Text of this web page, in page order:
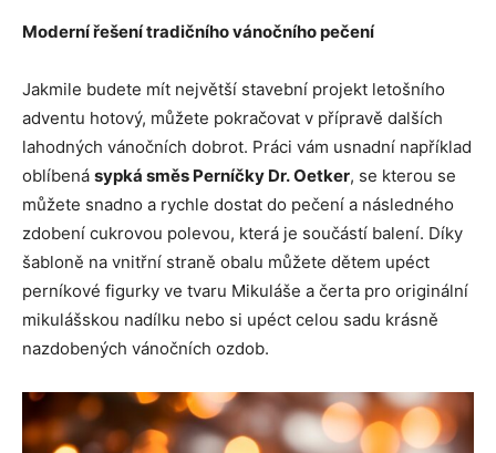
Moderní řešení tradičního vánočního pečení
Jakmile budete mít největší stavební projekt letošního
adventu hotový, můžete pokračovat v přípravě dalších
lahodných vánočních dobrot. Práci vám usnadní například
oblíbená sypká směs Perníčky Dr. Oetker, se kterou se
můžete snadno a rychle dostat do pečení a následného
zdobení cukrovou polevou, která je součástí balení. Díky
šabloně na vnitřní straně obalu můžete dětem upéct
perníkové figurky ve tvaru Mikuláše a čerta pro originální
mikulášskou nadílku nebo si upéct celou sadu krásně
nazdobených vánočních ozdob.